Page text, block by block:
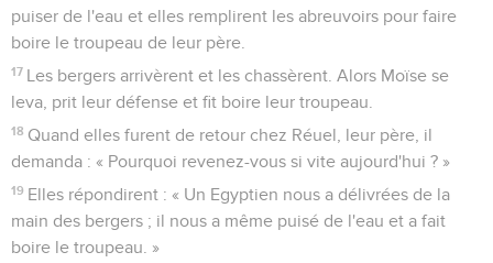
puiser de l'eau et elles remplirent les abreuvoirs pour faire
boire le troupeau de leur père.
17 Les bergers arrivèrent et les chassèrent. Alors Moïse se
leva, prit leur défense et fit boire leur troupeau.
18 Quand elles furent de retour chez Réuel, leur père, il
demanda : « Pourquoi revenez-vous si vite aujourd'hui ? »
19 Elles répondirent : « Un Egyptien nous a délivrées de la
main des bergers ; il nous a même puisé de l'eau et a fait
boire le troupeau. »